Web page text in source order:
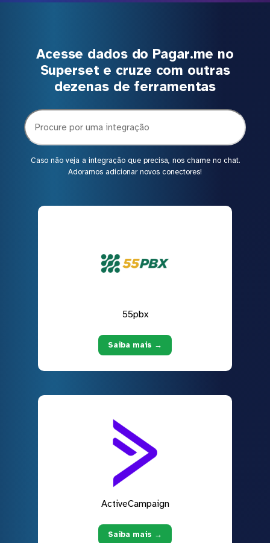
Acesse dados do Pagar.me no
Superset e cruze com outras
dezenas de ferramentas
Caso não veja a integração que precisa, nos chame no chat.
Adoramos adicionar novos conectores!
55pbx
Saiba mais →
ActiveCampaign
Saiba mais →